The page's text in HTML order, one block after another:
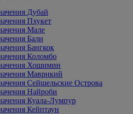
Дубай
Пхукет
Мале
Бали
Бангкок
Коломбо
Хошимин
Маврикий
Сейшельские Острова
Найроби
Куала-Лумпур
Кейптаун